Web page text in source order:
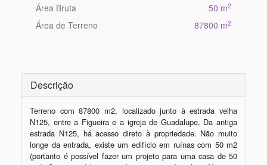
Área Bruta 50 m2
Área de Terreno 87800 m2
Descrição
Terreno com 87800 m2, localizado junto à estrada velha
N125, entre a Figueira e a igreja de Guadalupe. Da antiga
estrada N125, há acesso direto à propriedade. Não muito
longe da entrada, existe um edifício em ruínas com 50 m2
(portanto é possível fazer um projeto para uma casa de 50